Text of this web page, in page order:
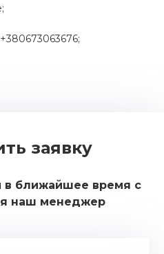
заявку
в ближайшее время с
наш менеджер